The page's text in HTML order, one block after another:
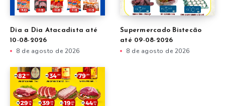
Dia a Dia Atacadista até
10-08-2026
8 de agosto de 2026
Supermercado Bistecão
até 09-08-2026
8 de agosto de 2026